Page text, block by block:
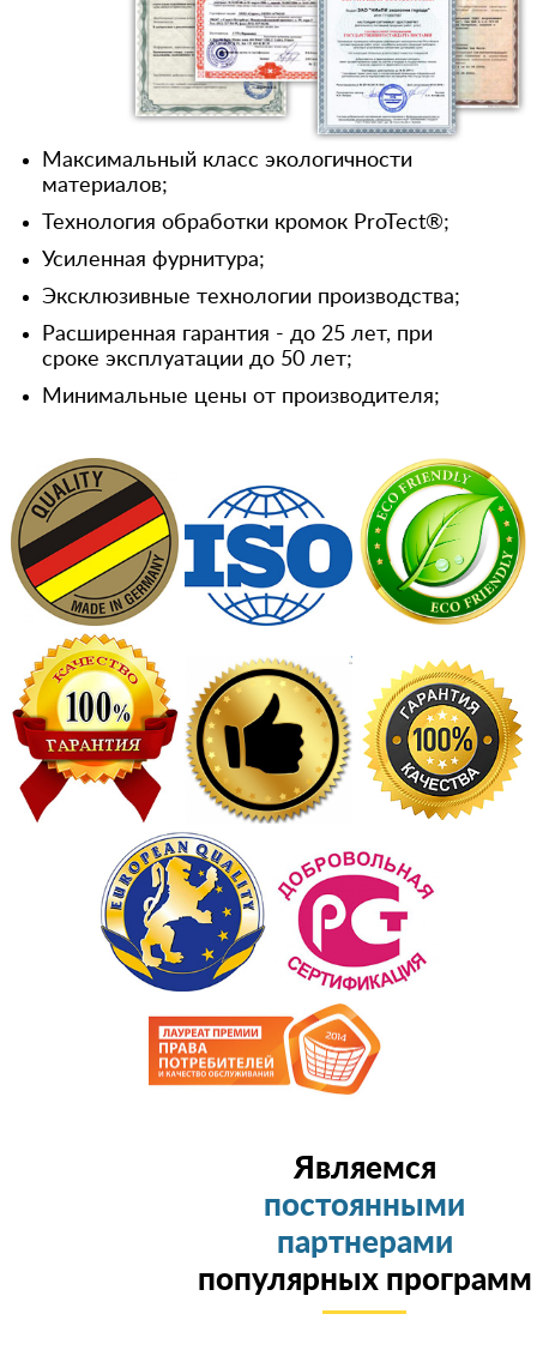
Максимальный класс экологичности
материалов;
Технология обработки кромок ProTect®;
Усиленная фурнитура;
Эксклюзивные технологии производства;
Расширенная гарантия - до 25 лет, при
сроке эксплуатации до 50 лет;
Минимальные цены от производителя;
Являемся
постоянными
партнерами
популярных программ